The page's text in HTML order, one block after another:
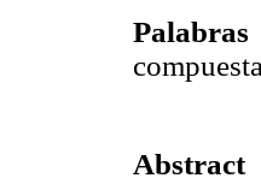
Palabras
Abstract